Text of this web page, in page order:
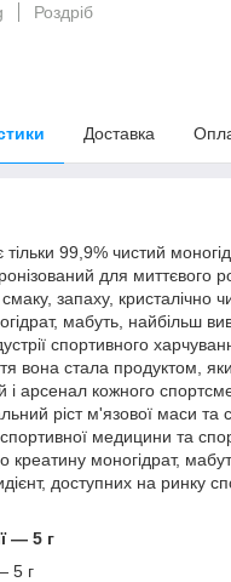
Роздріб
Доставка
тільки 99,9% чистий
для миттєвого
запаху, кристалічно
мабуть, найбільш
спортивного
вона стала продуктом,
і арсенал кожного
ріст м'язової маси та
спортивної медицини та
креатину моногідрат,
доступних на ринку
— 5 г
5 г